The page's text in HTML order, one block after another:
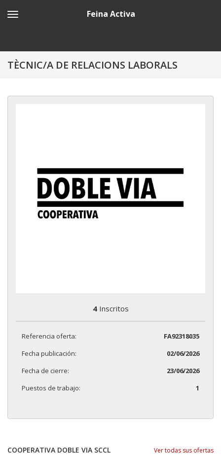
Feina Activa
TÈCNIC/A DE RELACIONS LABORALS
4Inscritos
Referencia oferta:
FA92318035
Fecha publicación:
02/06/2026
Fecha de cierre:
23/06/2026
Puestos de trabajo:
1
COOPERATIVA DOBLE VIA SCCL Ver todas sus ofertas